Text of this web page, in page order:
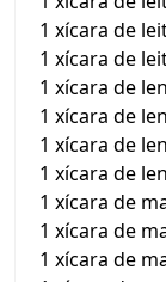
1 xícara de
1 xícara de
1 xícara de
1 xícara de
1 xícara de
1 xícara de
1 xícara de
1 xícara de
1 xícara de